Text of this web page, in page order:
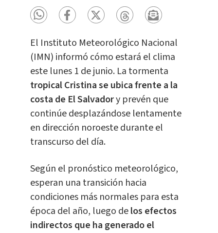
El Instituto Meteorológico Nacional
(IMN) informó cómo estará el clima
este lunes 1 de junio. La tormenta
tropical Cristina se ubica frente a la
costa de El Salvadory prevén que
continúe desplazándose lentamente
en dirección noroeste durante el
transcurso del día.
Según el pronóstico meteorológico,
esperan una transición hacia
condiciones más normales para esta
época del año, luego delos efectos
indirectos que ha generado el